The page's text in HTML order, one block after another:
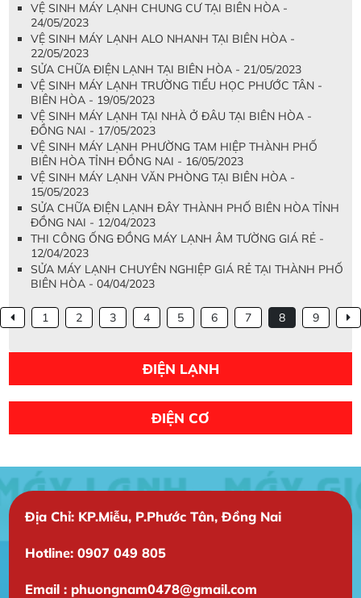
VỆ SINH MÁY LẠNH CHUNG CƯ TẠI BIÊN HÒA -
24/05/2023
VỆ SINH MÁY LẠNH ALO NHANH TẠI BIÊN HÒA -
22/05/2023
SỬA CHỮA ĐIỆN LẠNH TẠI BIÊN HÒA - 21/05/2023
VỆ SINH MÁY LẠNH TRƯỜNG TIỂU HỌC PHƯỚC TÂN -
BIÊN HÒA - 19/05/2023
VỆ SINH MÁY LẠNH TẠI NHÀ Ở ĐÂU TẠI BIÊN HÒA -
ĐỒNG NAI - 17/05/2023
VỆ SINH MÁY LẠNH PHƯỜNG TAM HIỆP THÀNH PHỐ
BIÊN HÒA TỈNH ĐỒNG NAI - 16/05/2023
VỆ SINH MÁY LẠNH VĂN PHÒNG TẠI BIÊN HÒA -
15/05/2023
SỬA CHỮA ĐIỆN LẠNH ĐÂY THÀNH PHỐ BIÊN HÒA TỈNH
ĐỒNG NAI - 12/04/2023
THI CÔNG ỐNG ĐỒNG MÁY LẠNH ÂM TƯỜNG GIÁ RẺ -
12/04/2023
SỬA MÁY LẠNH CHUYÊN NGHIỆP GIÁ RẺ TẠI THÀNH PHỐ
BIÊN HÒA - 04/04/2023
1 2 3 4 5 6 7 8 9
ĐIỆN LẠNH
ĐIỆN CƠ
Địa Chỉ: KP.Miễu, P.Phước Tân, Đồng Nai
Hotline: 0907 049 805
Email : phuongnam0478@gmail.com